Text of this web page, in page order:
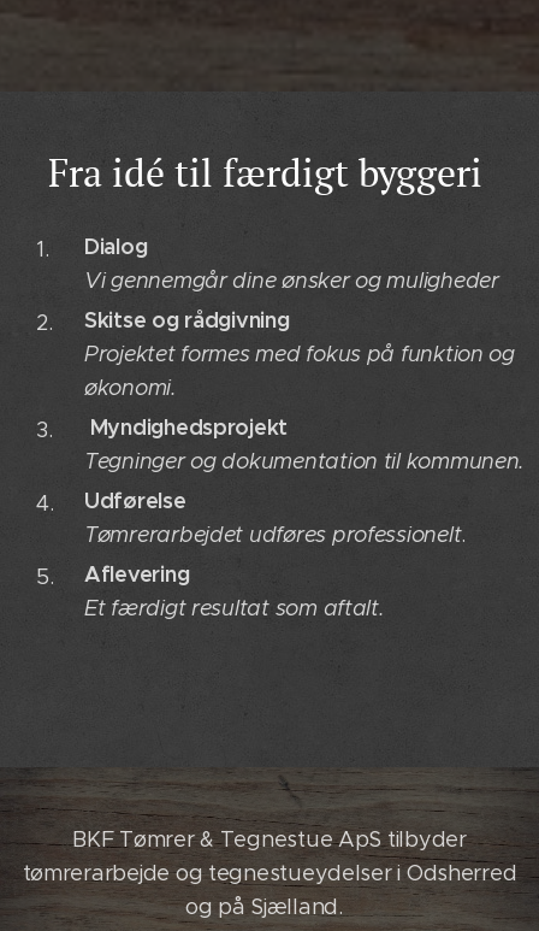
Fra idé til færdigt byggeri
Dialog
Vi gennemgår dine ønsker og muligheder
Skitse og rådgivning
Projektet formes med fokus på funktion og
økonomi.
Myndighedsprojekt
Tegninger og dokumentation til kommunen.
Udførelse
Tømrerarbejdet udføres professionelt.
Aflevering
Et færdigt resultat som aftalt.
BKF Tømrer & Tegnestue ApS tilbyder
tømrerarbejde og tegnestueydelser i Odsherred
og på Sjælland.